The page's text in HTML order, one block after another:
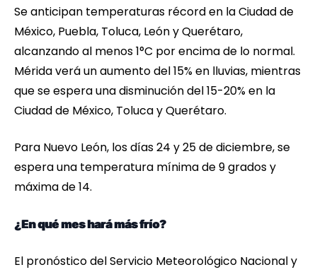
Se anticipan temperaturas récord en la Ciudad de
México, Puebla, Toluca, León y Querétaro,
alcanzando al menos 1°C por encima de lo normal.
Mérida verá un aumento del 15% en lluvias, mientras
que se espera una disminución del 15-20% en la
Ciudad de México, Toluca y Querétaro.
Para Nuevo León, los días 24 y 25 de diciembre, se
espera una temperatura mínima de 9 grados y
máxima de 14.
¿En qué mes hará más frío?
El pronóstico del Servicio Meteorológico Nacional y